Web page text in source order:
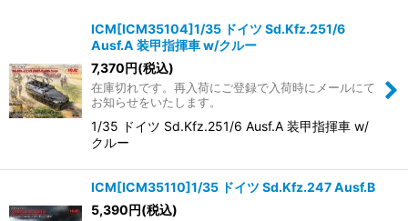
絞り込む
ICM[ICM35104]1/35 ドイツ Sd.Kfz.251/6
Ausf.A 装甲指揮車 w/クルー
7,370円(税込)
在庫切れです。再入荷にご登録で入荷時にメールにて
お知らせをいたします。
1/35 ドイツ Sd.Kfz.251/6 Ausf.A 装甲指揮車 w/
クルー
ICM[ICM35110]1/35 ドイツ Sd.Kfz.247 Ausf.B
5,390円(税込)